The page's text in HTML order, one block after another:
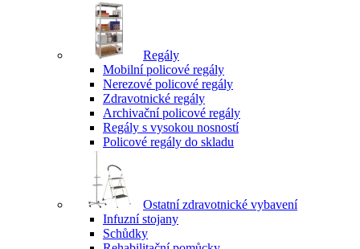
Regály
Mobilní policové regály
Nerezové policové regály
Zdravotnické regály
Archivační policové regály
Regály s vysokou nosností
Policové regály do skladu
Ostatní zdravotnické vybavení
Infuzní stojany
Schůdky